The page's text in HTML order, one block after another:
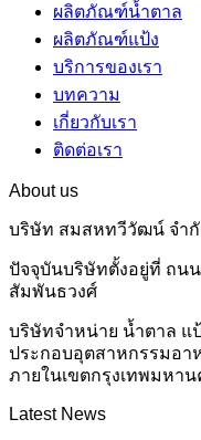
ผลิตภัณฑ์น้ำตาล
ผลิตภัณฑ์แป้ง
บริการของเรา
บทความ
เกี่ยวกับเรา
ติดต่อเรา
About us
บริษัท สมสหทวีวัฒน์ จำกั
ปัจจุบันบริษัทตั้งอยู่ที่ ถนน
สัมพันธวงศ์
บริษัทจำหน่าย น้ำตาล แ
ประกอบอุตสาหกรรมอา
ภายในเขตกรุงเทพมหา
Latest News